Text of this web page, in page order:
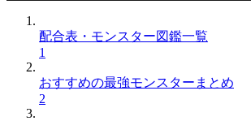
配合表・モンスター図鑑一覧
1
おすすめの最強モンスターまとめ
2